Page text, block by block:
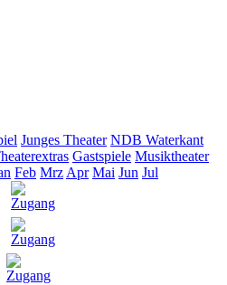
Junges Theater NDB Waterkant
Gastspiele Musiktheater
Feb Mrz Apr Mai Jun Jul